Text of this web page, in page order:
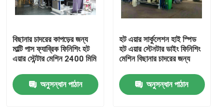
বিছানার চাদরের কাপড়ের জন্য
মাল্টি পাস ফ্যাব্রিক ফিনিশিং হট
এয়ার স্টেন্টার মেশিন 2400 মিমি
অনুসন্ধান পাঠান
হট এয়ার সার্কুলেশন হাই স্পিড
হট এয়ার স্টেনটার ডাইং ফিনিশিং
মেশিন বিছানার চাদরের জন্য
অনুসন্ধান পাঠান